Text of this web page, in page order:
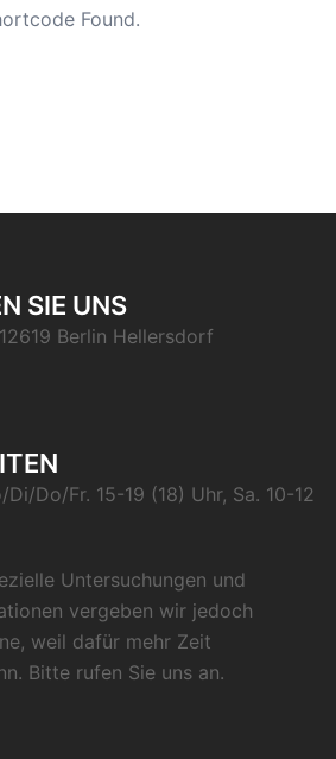
Found.
SIE UNS
Berlin Hellersdorf
Do/Fr. 15-19 (18) Uhr, Sa. 10-12
Untersuchungen und
vergeben wir jedoch
weil dafür mehr Zeit
Bitte rufen Sie uns an.